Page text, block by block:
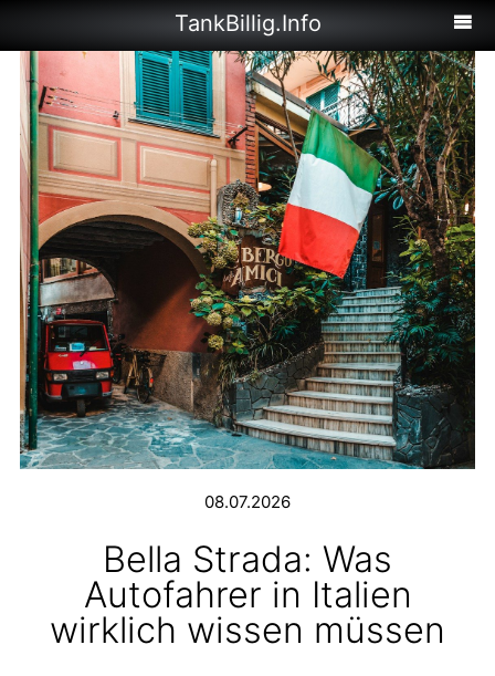
TankBillig.Info
08.07.2026
Bella Strada: Was
Autofahrer in Italien
wirklich wissen müssen